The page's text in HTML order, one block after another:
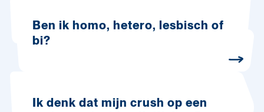
Ben ik homo, hetero, lesbisch of
bi?
Ik denk dat mijn crush op een